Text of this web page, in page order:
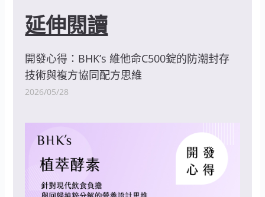
延伸閱讀
開發心得：BHK’s 維他命C500錠的防潮封存
技術與複方協同配方思維
2026/05/28